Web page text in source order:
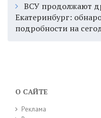
ВСУ продолжают
Екатеринбург:
подробности на
О САЙТЕ
Реклама